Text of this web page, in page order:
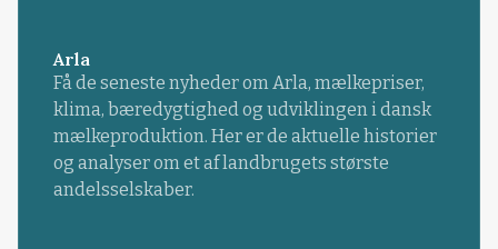
Arla
Få de seneste nyheder om Arla, mælkepriser,
klima, bæredygtighed og udviklingen i dansk
mælkeproduktion. Her er de aktuelle historier
og analyser om et af landbrugets største
andelsselskaber.